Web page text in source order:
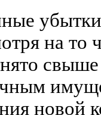
на то
свыше
новой